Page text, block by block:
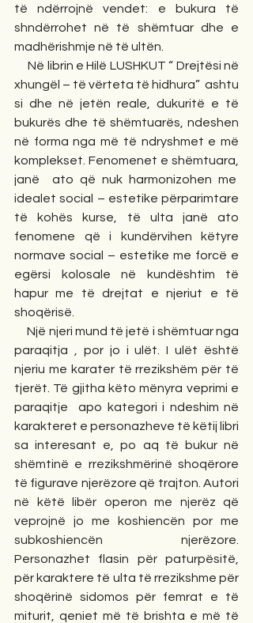
të ndërrojnë vendet: e bukura të
shndërrohet në të shëmtuar dhe e
madhërishmje në të ultën.
Në librin e Hilë LUSHKUT “ Drejtësi në
xhungël – të vërteta të hidhura”  ashtu
si dhe në jetën reale, dukuritë e të
bukurës dhe të shëmtuarës, ndeshen
në forma nga më të ndryshmet e më
komplekset. Fenomenet e shëmtuara,
janë  ato që nuk harmonizohen me
idealet social – estetike përparimtare
të kohës kurse, të ulta janë ato
fenomene që i kundërvihen këtyre
normave social – estetike me forcë e
egërsi kolosale në kundështim të
hapur me të drejtat e njeriut e të
shoqërisë.
Një njeri mund të jetë i shëmtuar nga
paraqitja , por jo i ulët. I ulët është
njeriu me karater të rrezikshëm për të
tjerët. Të gjitha këto mënyra veprimi e
paraqitje  apo kategori i ndeshim në
karakteret e personazheve të këtij libri
sa interesant e, po aq të bukur në
shëmtinë e rrezikshmërinë shoqërore
të figurave njerëzore që trajton. Autori
në këtë libër operon me njerëz që
veprojnë jo me koshiencën por me
subkoshiencën njerëzore.
Personazhet flasin për paturpësitë,
për karaktere të ulta të rrezikshme për
shoqërinë sidomos për femrat e të
miturit, qeniet më të brishta e më të